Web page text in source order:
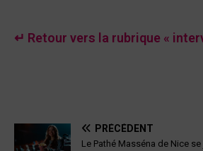
↵ Retour vers la rubrique «
PRÉCÉDENT
Le Pathé Masséna de Nice